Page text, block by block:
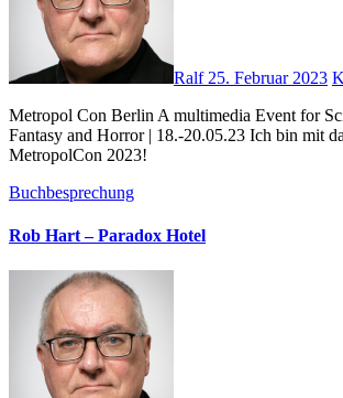
Ralf 25. Februar 2023
Metropol Con Berlin A multimedia Event for Science Fiction,
Fantasy and Horror | 18.-20.05.23 Ich bin mit
MetropolCon 2023!
Buchbesprechung
Rob Hart – Paradox Hotel